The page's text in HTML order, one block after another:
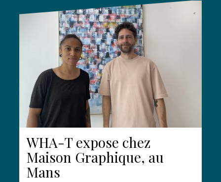
WHA-T expose chez
Maison Graphique, au
Mans